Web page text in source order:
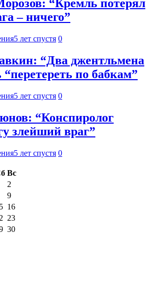
“Кремль потерял
– ничего”
5 лет спустя 0
“Два джентльмена
“перетереть по бабкам”
5 лет спустя 0
“Конспиролог
злейший враг”
5 лет спустя 0
Вс
2
9
16
23
30